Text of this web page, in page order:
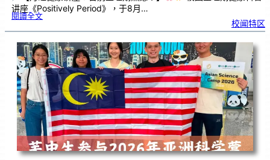
讲座《Positively Period》，于8月…
閱讀全文:月
康
座
告
别
生
理
期
焦
虑
！
校闻特区